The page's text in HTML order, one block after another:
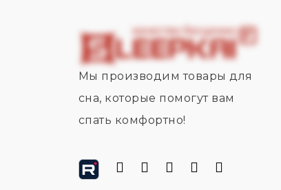
Мы производим товары для
сна, которые помогут вам
спать комфортно!